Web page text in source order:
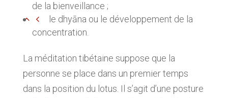
de la bienveillance ;
le dhyāna ou le développement de la
concentration.
La méditation tibétaine suppose que la
personne se place dans un premier temps
dans la position du lotus. Il s’agit d’une posture